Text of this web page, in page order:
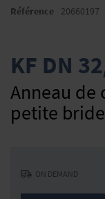
to
the
images
gallery
KF DN
Anneau de
petite bride
Référence 20660197
ON DEMAND